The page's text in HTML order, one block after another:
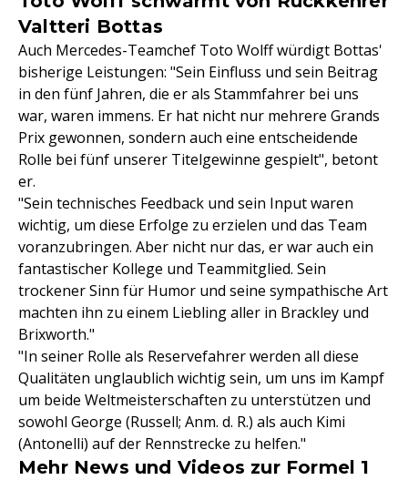
Valtteri Bottas
Auch Mercedes-Teamchef Toto Wolff würdigt Bottas'
bisherige Leistungen: "Sein Einfluss und sein Beitrag
in den fünf Jahren, die er als Stammfahrer bei uns
war, waren immens. Er hat nicht nur mehrere Grands
Prix gewonnen, sondern auch eine entscheidende
Rolle bei fünf unserer Titelgewinne gespielt", betont
er.
"Sein technisches Feedback und sein Input waren
wichtig, um diese Erfolge zu erzielen und das Team
voranzubringen. Aber nicht nur das, er war auch ein
fantastischer Kollege und Teammitglied. Sein
trockener Sinn für Humor und seine sympathische Art
machten ihn zu einem Liebling aller in Brackley und
Brixworth."
"In seiner Rolle als Reservefahrer werden all diese
Qualitäten unglaublich wichtig sein, um uns im Kampf
um beide Weltmeisterschaften zu unterstützen und
sowohl George (Russell; Anm. d. R.) als auch Kimi
(Antonelli) auf der Rennstrecke zu helfen."
Mehr News und Videos zur Formel 1